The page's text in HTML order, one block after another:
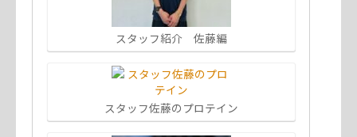
スタッフ紹介 佐藤編
スタッフ佐藤のプロテイン